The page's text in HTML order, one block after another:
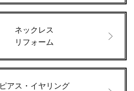
ネックレス
リフォーム
ピアス・イヤリング